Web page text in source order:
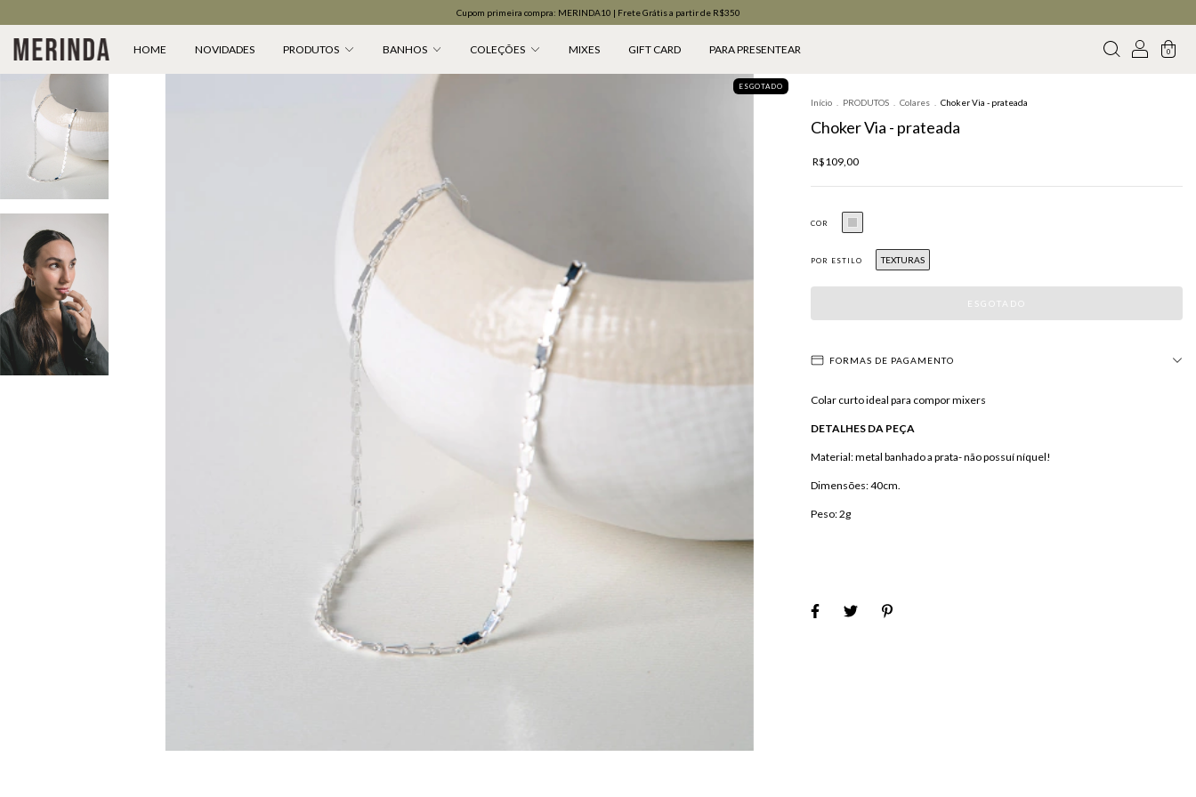
Cupom primeira compra: MERINDA10 | Frete Grátis a partir de R$350
HOME NOVIDADES PRODUTOS BANHOS COLEÇÕES MIXES GIFT CARD PARA PRESENTEAR 0
ESGOTADO
Início PRODUTOS Colares Choker Via - prateada
Choker Via - prateada
R$109,00
COR
POR ESTILO TEXTURAS
FORMAS DE PAGAMENTO
Colar curto ideal para compor mixers
DETALHES DA PEÇA
Material: metal banhado a prata- não possuí níquel!
Dimensões: 40cm.
Peso: 2g